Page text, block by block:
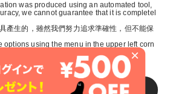
×
was produced using an automated tool,
we cannot guarantee that it is completel
產生的，雖然我們努力追求準確性，但不能保
options using the menu in the upper left corn
更改這些選項。
SAVE